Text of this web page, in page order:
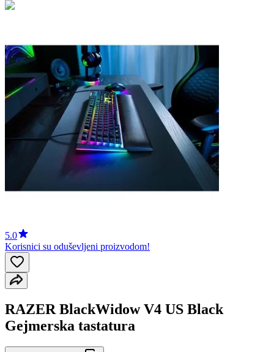
5.0
Korisnici su oduševljeni proizvodom!
RAZER BlackWidow V4 US Black
Gejmerska tastatura